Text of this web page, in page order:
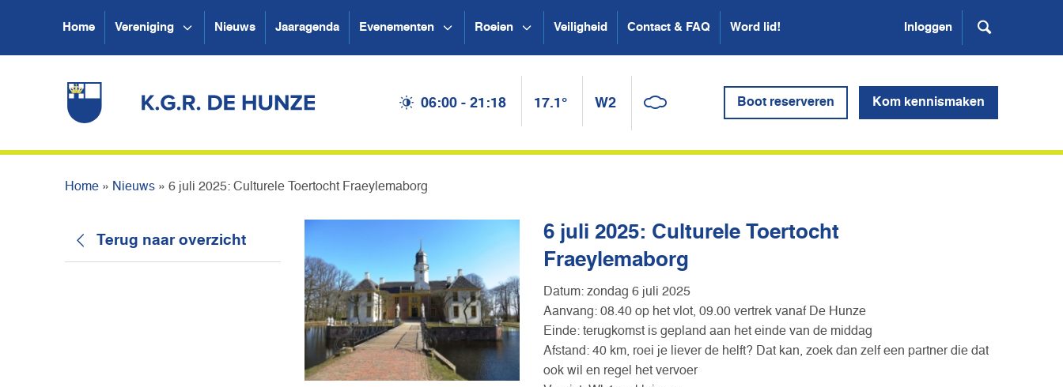
Home Vereniging Nieuws Jaaragenda Evenementen Roeien Veiligheid Contact & FAQ Word lid! Inloggen
06:00 - 21:18 17.1° W2 Boot reserveren Kom kennismaken
Home » Nieuws » 6 juli 2025: Culturele Toertocht Fraeylemaborg
Terug naar overzicht
6 juli 2025: Culturele Toertocht
Fraeylemaborg
Datum: zondag 6 juli 2025
Aanvang: 08.40 op het vlot, 09.00 vertrek vanaf De Hunze
Einde: terugkomst is gepland aan het einde van de middag
Afstand: 40 km, roei je liever de helft? Dat kan, zoek dan zelf een partner die dat
ook wil en regel het vervoer